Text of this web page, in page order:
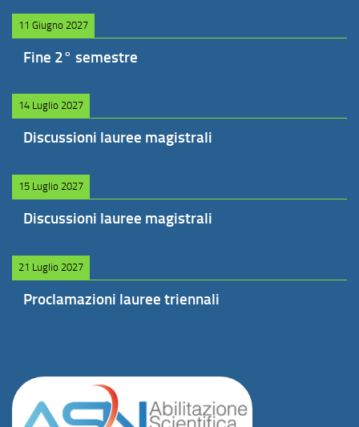
11 Giugno 2027
Fine 2° semestre
14 Luglio 2027
Discussioni lauree magistrali
15 Luglio 2027
Discussioni lauree magistrali
21 Luglio 2027
Proclamazioni lauree triennali